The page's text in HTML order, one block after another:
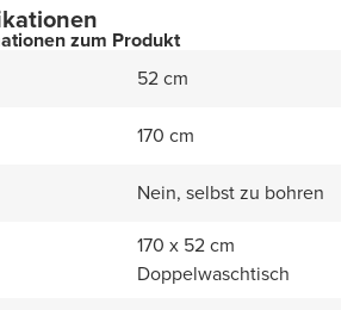
zum Produkt
52 cm
170 cm
Nein, selbst zu bohren
170 x 52 cm
Doppelwaschtisch